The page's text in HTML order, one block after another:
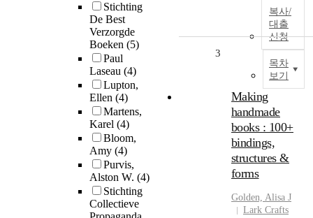
Stichting
De Best
Verzorgde
Boeken (5)
Paul
Laseau (4)
Lupton,
Ellen (4)
Martens,
Karel (4)
Bloom,
Amy (4)
Purvis,
Alston W. (4)
Stichting
Collectieve
복사/
대출
신청
목차
보기
3
Making
handmade
books : 100+
bindings,
structures &
forms
Golden, Alisa J
Lark Crafts